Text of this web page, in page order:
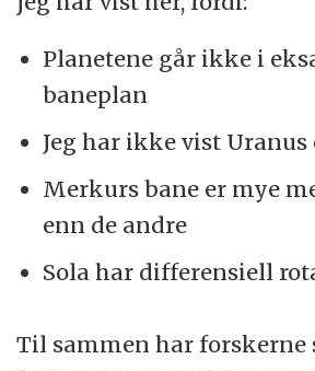
Planetene går ikke i
baneplan
Jeg har ikke vist Uranus
Merkurs bane er mye
enn de andre
Sola har differensiell
Til sammen har forskerne